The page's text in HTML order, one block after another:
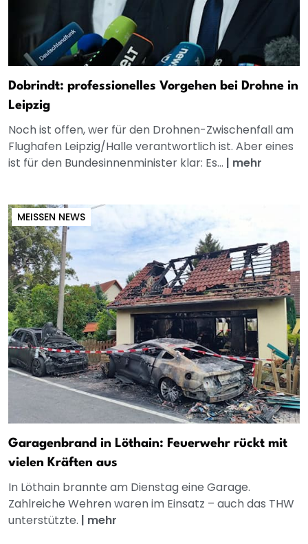
Dobrindt: professionelles Vorgehen bei Drohne in
Leipzig
Noch ist offen, wer für den Drohnen-Zwischenfall am
Flughafen Leipzig/Halle verantwortlich ist. Aber eines
ist für den Bundesinnenminister klar: Es... | mehr
MEISSEN NEWS
Garagenbrand in Löthain: Feuerwehr rückt mit
vielen Kräften aus
In Löthain brannte am Dienstag eine Garage.
Zahlreiche Wehren waren im Einsatz – auch das THW
unterstützte. | mehr